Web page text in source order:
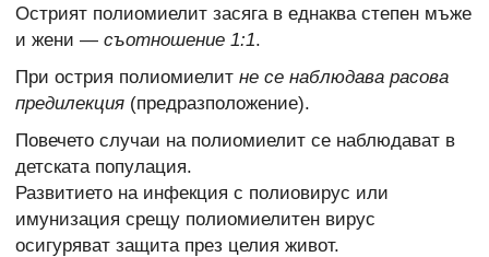
Острият полиомиелит засяга в еднаква степен мъже
и жени — съотношение 1:1.
При острия полиомиелит не се наблюдава расова
предилекция (предразположение).
Повечето случаи на полиомиелит се наблюдават в
детската популация.
Развитието на инфекция с полиовирус или
имунизация срещу полиомиелитен вирус
осигуряват защита през целия живот.